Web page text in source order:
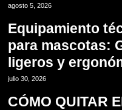
agosto 5, 2026
Equipamiento
para mascotas:
ligeros y
julio 30, 2026
CÓMO QUITAR